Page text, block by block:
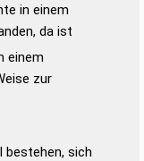
in einem
da ist
einem
zur
bestehen, sich